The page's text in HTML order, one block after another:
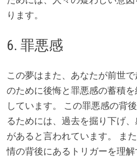
ります。
6. 罪悪感
この夢はまた、あなたが前世
のために後悔と罪悪感の蓄積
しています。 この罪悪感の背
るためには、過去を掘り下げ
があると言われています。 ま
情の背後にあるトリガーを理